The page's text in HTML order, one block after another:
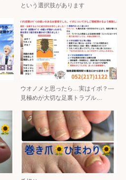
という選択肢があります
ウオノメと思ったら…実はイボ？―
見極めが大切な足裏トラブル…